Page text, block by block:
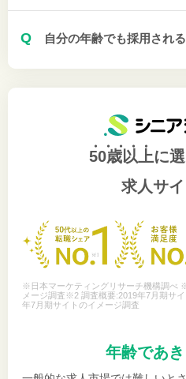
Q 自分の年齢でも採用され
50歳以上に
求人サ
※日本マーケティングリサーチ機構調べ
メージ調査※2 調査概要:2019年7月期サ
年7月期サイトのイメージ調査
年齢であ